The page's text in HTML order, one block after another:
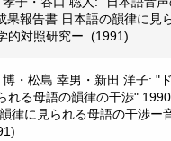
果報告書 日本語の韻律に見
的対照研究ー. (1991)
・松島 幸男・新田 洋子: "
れる母語の韻律の干渉"
律に見られる母語の干渉ー